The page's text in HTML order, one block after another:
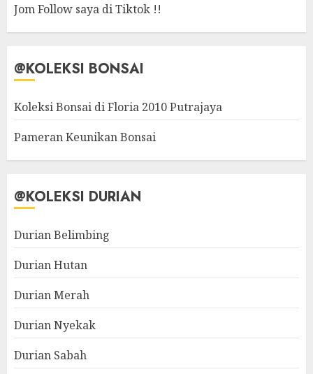
Jom Follow saya di Tiktok !!
@KOLEKSI BONSAI
Koleksi Bonsai di Floria 2010 Putrajaya
Pameran Keunikan Bonsai
@KOLEKSI DURIAN
Durian Belimbing
Durian Hutan
Durian Merah
Durian Nyekak
Durian Sabah